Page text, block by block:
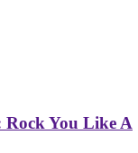
Rock You Like A